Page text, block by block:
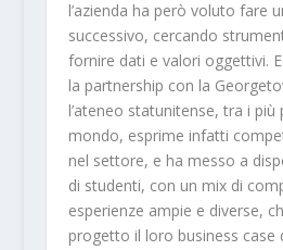
l’azienda ha però voluto fare
successivo, cercando
fornire dati e valori oggettivi.
la partnership con la
l’ateneo statunitense, tra i più
mondo, esprime infatti
nel settore, e ha messo a
di studenti, con un mix di
esperienze ampie e diverse,
progetto il loro business case